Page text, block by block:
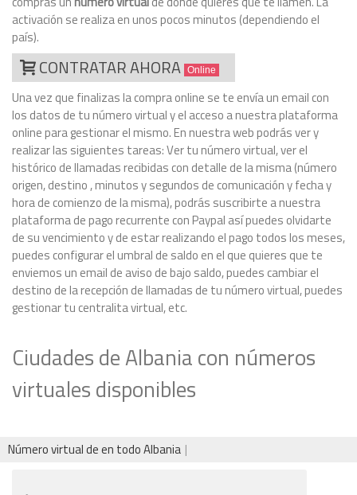
activación se realiza en unos pocos minutos (dependiendo el
país).
CONTRATAR AHORA Online
Una vez que finalizas la compra online se te envía un email con
los datos de tu número virtual y el acceso a nuestra plataforma
online para gestionar el mismo. En nuestra web podrás ver y
realizar las siguientes tareas: Ver tu número virtual, ver el
histórico de llamadas recibidas con detalle de la misma (número
origen, destino , minutos y segundos de comunicación y fecha y
hora de comienzo de la misma), podrás suscribirte a nuestra
plataforma de pago recurrente con Paypal así puedes olvidarte
de su vencimiento y de estar realizando el pago todos los meses,
puedes configurar el umbral de saldo en el que quieres que te
enviemos un email de aviso de bajo saldo, puedes cambiar el
destino de la recepción de llamadas de tu número virtual, puedes
gestionar tu centralita virtual, etc.
Ciudades de Albania con números
virtuales disponibles
Número virtual de en todo Albania